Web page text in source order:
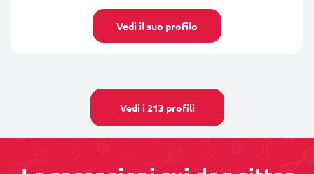
Vedi il suo profilo
Vedi i 213 profili